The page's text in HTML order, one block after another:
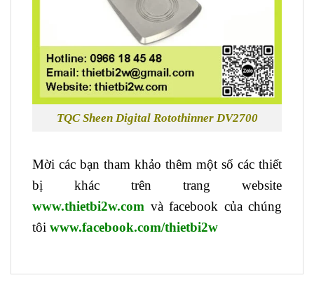
TQC Sheen Digital Rotothinner DV2700
Mời các bạn tham khảo thêm một số các thiết
bị khác trên trang website
www.thietbi2w.com và facebook của chúng
tôi www.facebook.com/thietbi2w